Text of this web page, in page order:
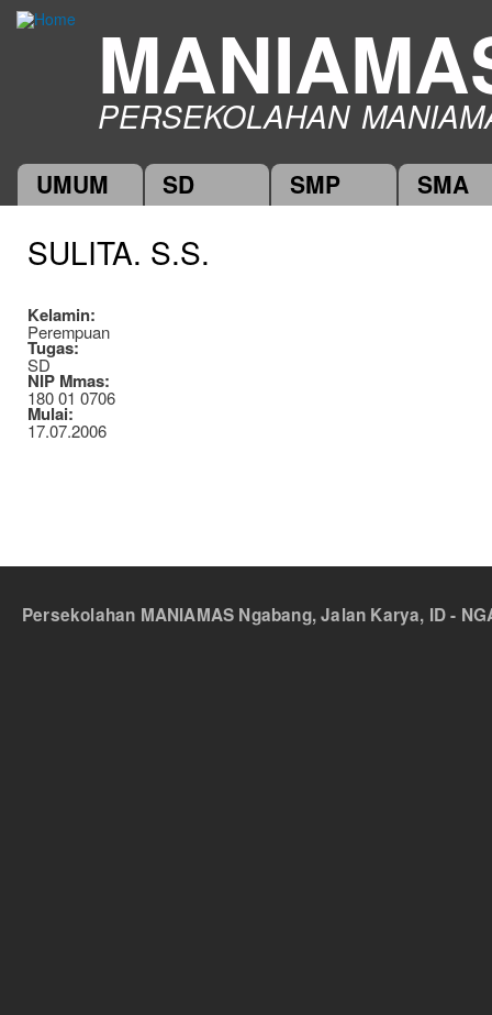
PERSEKOLAHAN
Main menu
UMUM SD SMP SMA
SULITA. S.S.
Kelamin:
Perempuan
Tugas:
SD
NIP Mmas:
180 01 0706
Mulai:
17.07.2006
Persekolahan MANIAMAS Ngabang, Jalan Karya, ID -